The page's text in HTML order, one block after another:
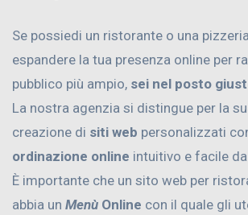
Se possiedi un ristorante o una
espandere la tua presenza online per
pubblico più ampio, sei nel posto
La nostra agenzia si distingue per la
creazione di siti web personalizzati
ordinazione online intuitivo e facile da
È importante che un sito web per
abbia un Menù Online con il quale gli